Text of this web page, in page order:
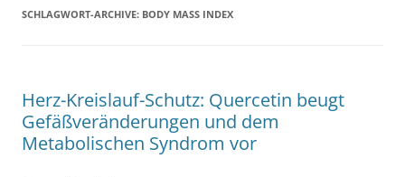
SCHLAGWORT-ARCHIVE: BODY MASS INDEX
Herz-Kreislauf-Schutz: Quercetin beugt
Gefäßveränderungen und dem
Metabolischen Syndrom vor